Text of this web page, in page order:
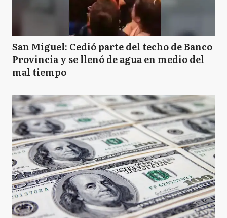
San Miguel: Cedió parte del techo de Banco
Provincia y se llenó de agua en medio del
mal tiempo